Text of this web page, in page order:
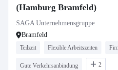
(Hamburg Bramfeld)
SAGA Unternehmensgruppe
Bramfeld
Teilzeit Flexible Arbeitszeiten
Gute Verkehrsanbindung 2